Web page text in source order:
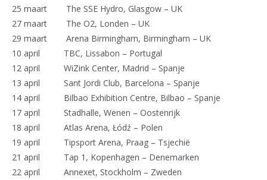
25 maart The SSE Hydro, Glasgow – UK
27 maart The O2, Londen – UK
29 maart Arena Birmingham, Birmingham – UK
10 april TBC, Lissabon – Portugal
12 april WiZink Center, Madrid – Spanje
13 april Sant Jordi Club, Barcelona – Spanje
14 april Bilbao Exhibition Centre, Bilbao – Spanje
17 april Stadhalle, Wenen – Oostenrijk
18 april Atlas Arena, Łódź – Polen
19 april Tipsport Arena, Praag – Tsjechië
21 april Tap 1, Kopenhagen – Denemarken
22 april Annexet, Stockholm – Zweden